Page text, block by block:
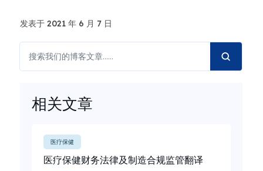
发表于 2021 年 6 月 7 日
相关文章
医疗保健
医疗保健财务法律及制造合规监管翻译